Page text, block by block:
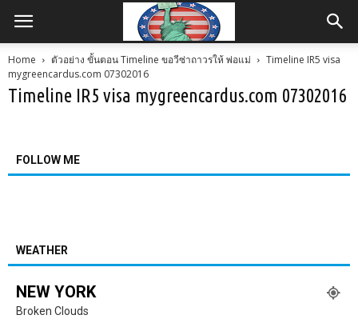
Home ตัวอย่าง ขั้นตอน Timeline ขอวีซ่าถาวรให้ พ่อแม่
Timeline IR5 visa
mygreencardus.com 07302016
Timeline IR5 visa mygreencardus.com 07302016
FOLLOW ME
WEATHER
NEW YORK
Broken Clouds